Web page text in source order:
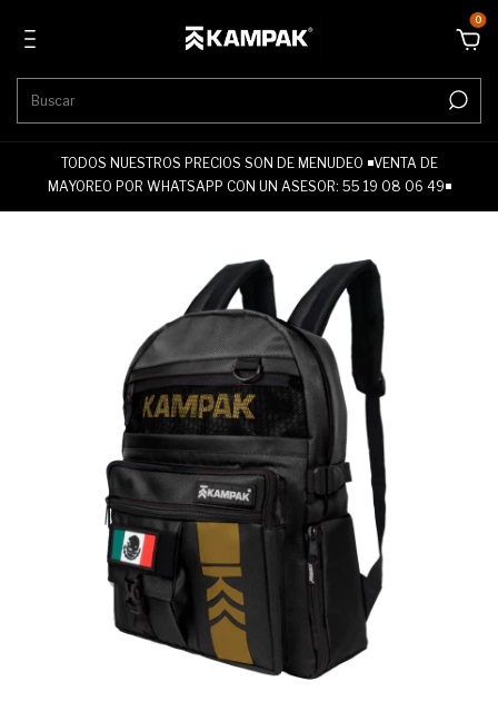
0
TODOS NUESTROS PRECIOS SON DE MENUDEO ◾VENTA DE
MAYOREO POR WHATSAPP CON UN ASESOR: 55 19 08 06 49◾